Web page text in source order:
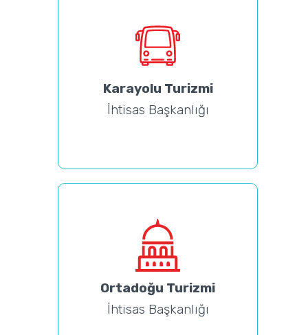
Karayolu Turizmi
İhtisas Başkanlığı
Ortadoğu Turizmi
İhtisas Başkanlığı